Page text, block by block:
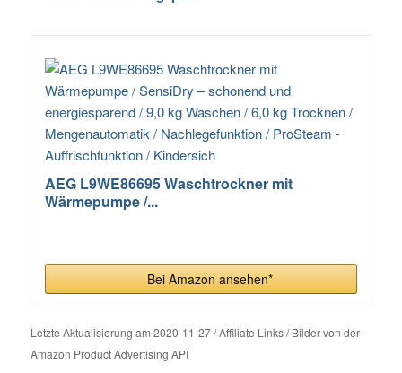
AEG L9WE86695 Waschtrockner mit
Wärmepumpe /...
Bei Amazon ansehen*
Letzte Aktualisierung am 2020-11-27 / Affiliate Links / Bilder von der
Amazon Product Advertising API